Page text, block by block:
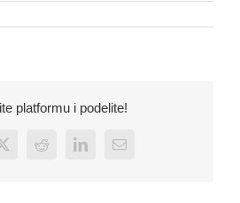
platformu i podelite!
X Reddit LinkedInEmail